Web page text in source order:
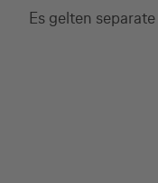
Es gelten separate